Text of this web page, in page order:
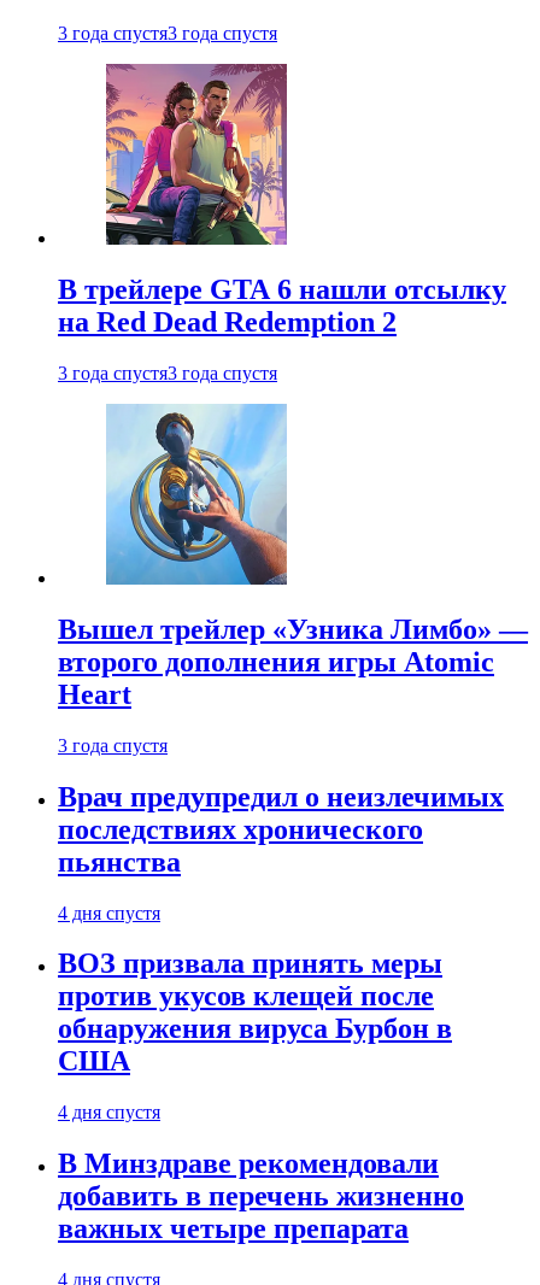
3 года спустя3 года спустя
В трейлере GTA 6 нашли отсылку
на Red Dead Redemption 2
3 года спустя3 года спустя
Вышел трейлер «Узника Лимбо» —
второго дополнения игры Atomic
Heart
3 года спустя
Врач предупредил о неизлечимых
последствиях хронического
пьянства
4 дня спустя
ВОЗ призвала принять меры
против укусов клещей после
обнаружения вируса Бурбон в
США
4 дня спустя
В Минздраве рекомендовали
добавить в перечень жизненно
важных четыре препарата
4 дня спустя